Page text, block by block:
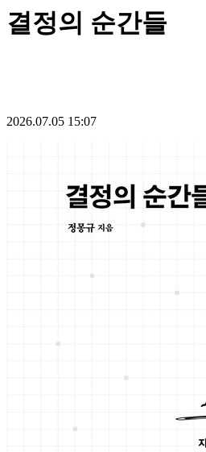
결정의 순간들
2026.07.05 15:07